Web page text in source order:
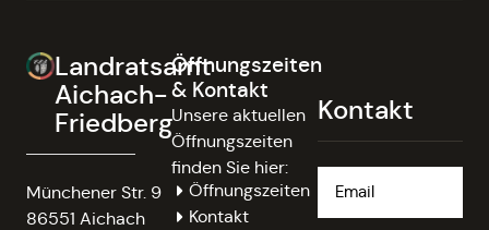
Landratsamt
Aichach-
Friedberg
Münchener Str. 9
86551 Aichach
Öffnungszeiten
& Kontakt
Unsere aktuellen
Öffnungszeiten
finden Sie hier:
Öffnungszeiten
Kontakt
Kontakt